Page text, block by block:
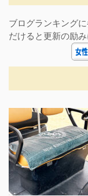
ブログランキング
だけると更新の励み